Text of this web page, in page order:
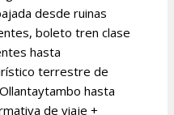
desde ruinas
boleto tren clase
hasta
terrestre de
hasta
de viaje +